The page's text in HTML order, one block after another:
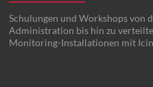
Schulungen und Workshops von
Administration bis hin zu
Monitoring-Installationen mit